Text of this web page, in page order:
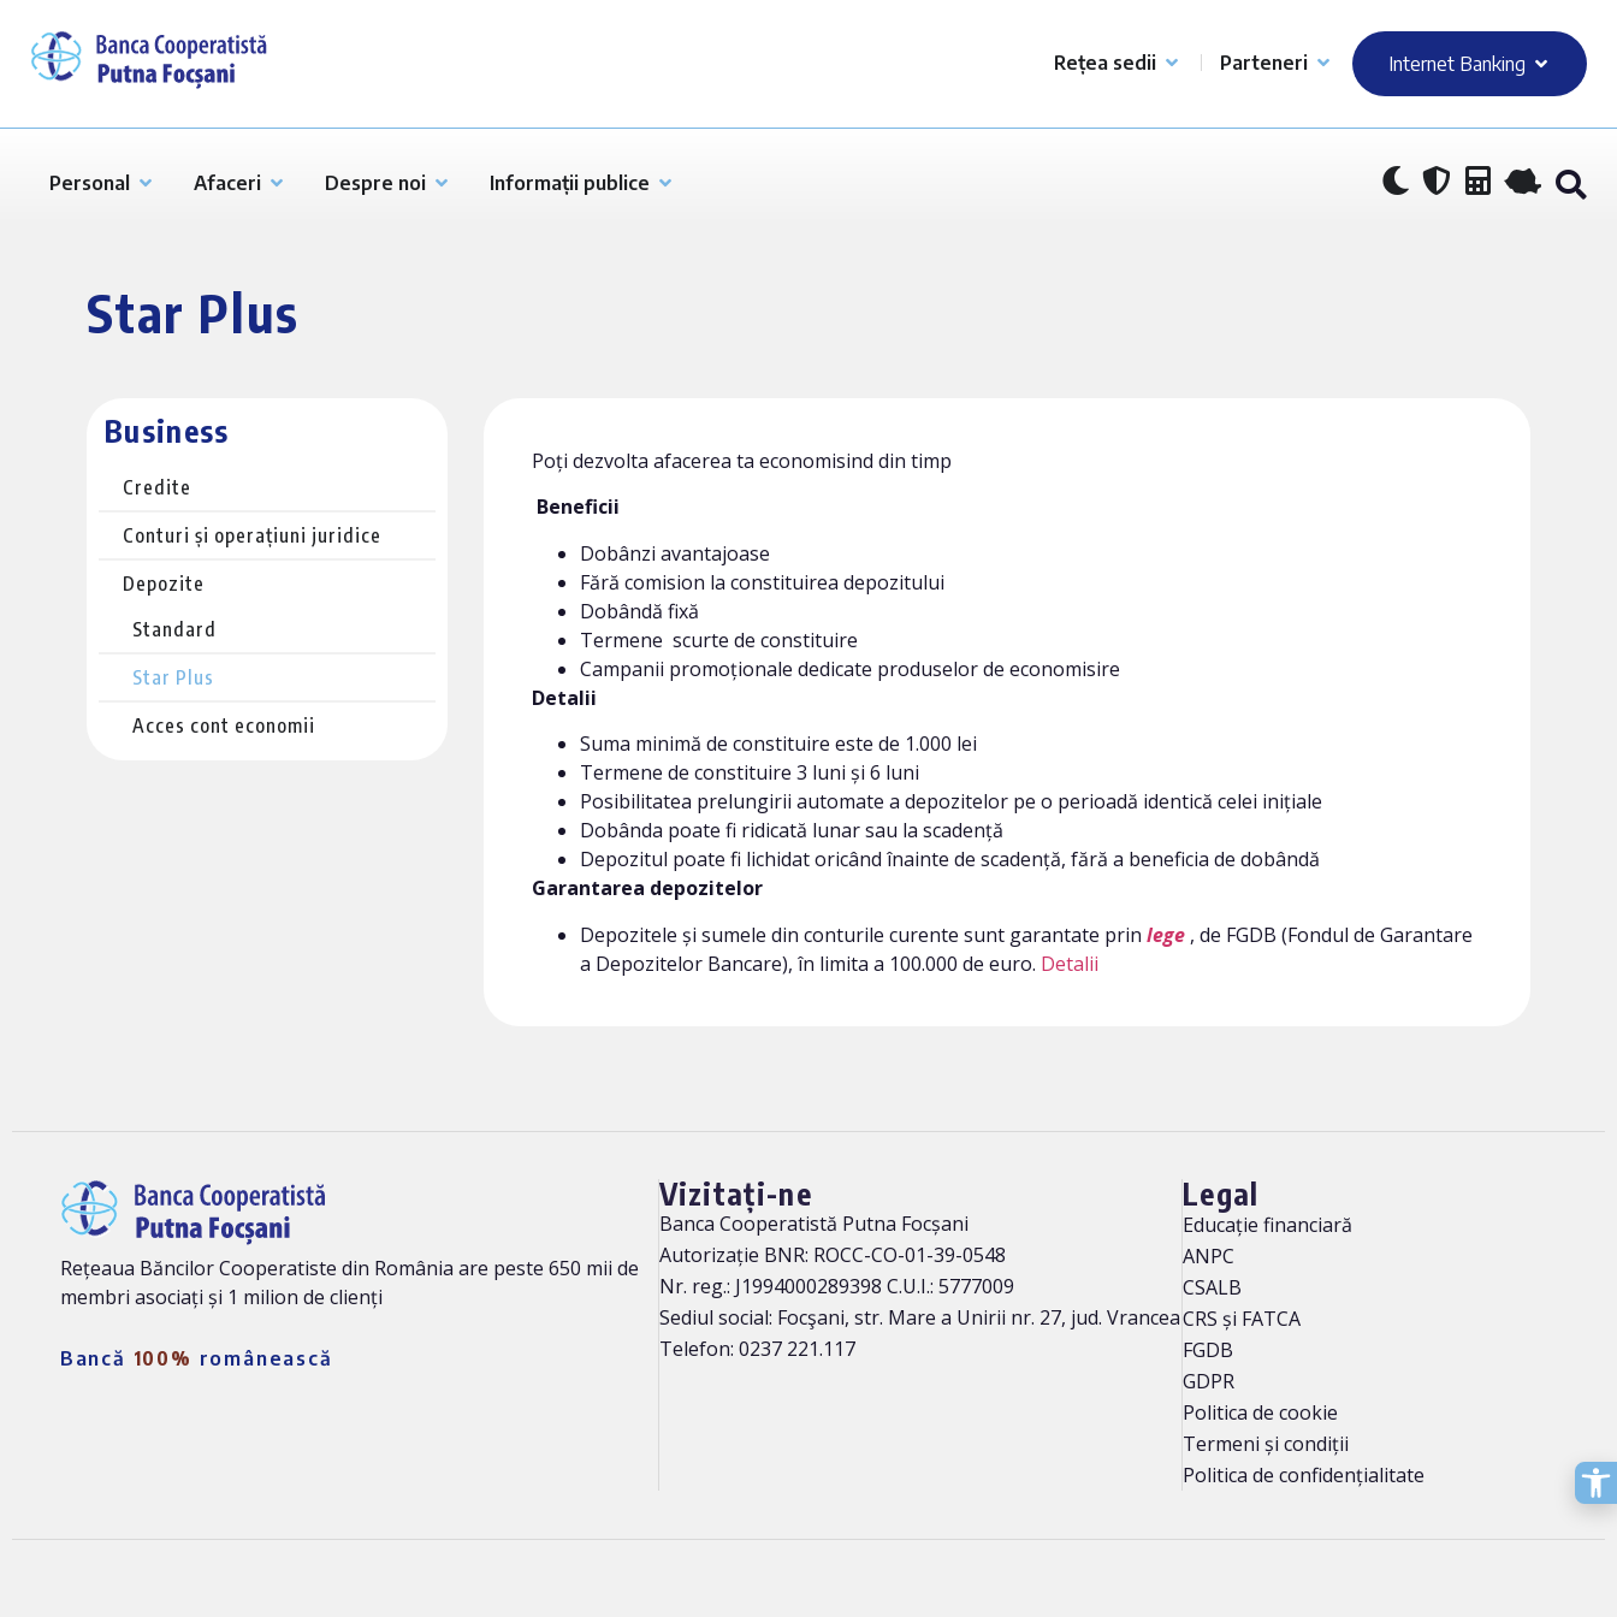
Rețea sedii Parteneri Internet Banking
Personal Afaceri Despre noi Informații publice
Star Plus
Business
Credite
Conturi și operațiuni juridice
Depozite
Standard
Star Plus
Acces cont economii
Poți dezvolta afacerea ta economisind din timp
Beneficii
Dobânzi avantajoase
Fără comision la constituirea depozitului
Dobândă fixă
Termene scurte de constituire
Campanii promoționale dedicate produselor de economisire
Detalii
Suma minimă de constituire este de 1.000 lei
Termene de constituire 3 luni și 6 luni
Posibilitatea prelungirii automate a depozitelor pe o perioadă identică celei inițiale
Dobânda poate fi ridicată lunar sau la scadență
Depozitul poate fi lichidat oricând înainte de scadență, fără a beneficia de dobândă
Garantarea depozitelor
Depozitele și sumele din conturile curente sunt garantate prin lege , de FGDB (Fondul de Garantare
a Depozitelor Bancare), în limita a 100.000 de euro. Detalii
Rețeaua Băncilor Cooperatiste din România are peste 650 mii de
membri asociați și 1 milion de clienți
Bancă 100% românească
Vizitați-ne
Banca Cooperatistă Putna Focșani
Autorizație BNR: ROCC-CO-01-39-0548
Nr. reg.: J1994000289398 C.U.I.: 5777009
Sediul social: Focşani, str. Mare a Unirii nr. 27, jud. Vrancea
Telefon: 0237 221.117
Legal
Educație financiară
ANPC
CSALB
CRS și FATCA
FGDB
GDPR
Politica de cookie
Termeni și condiții
Politica de confidențialitate